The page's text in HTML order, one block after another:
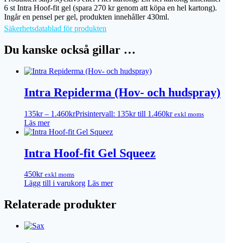
6 st Intra Hoof-fit gel (spara 270 kr genom att köpa en hel kartong).
Ingår en pensel per gel, produkten innehåller 430ml.
Säkerhetsdatablad för produkten
Du kanske också gillar …
Intra Repiderma (Hov- och hudspray)
135kr – 1.460krPrisintervall: 135kr till 1.460kr exkl moms
Läs mer
Intra Hoof-fit Gel Squeez
450kr exkl moms
Lägg till i varukorg Läs mer
Relaterade produkter